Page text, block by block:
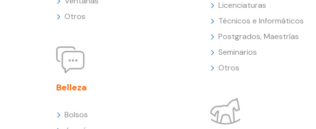
Otros
Belleza
Bolsos
Licenciaturas
Técnicos e Informáticos
Postgrados, Maestrías
Seminarios
Otros